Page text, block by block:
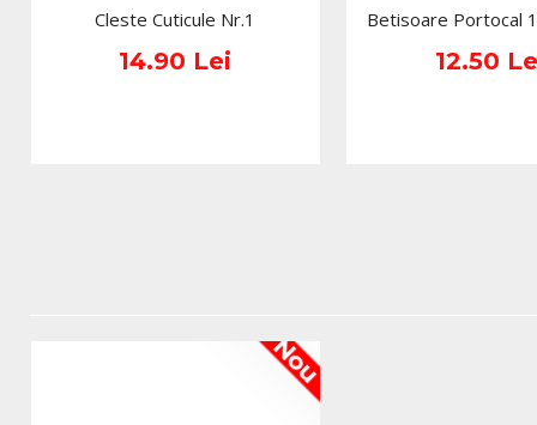
Cleste Cuticule Nr.1
14.90 Lei
Betisoare Portocal
12.50
Nou